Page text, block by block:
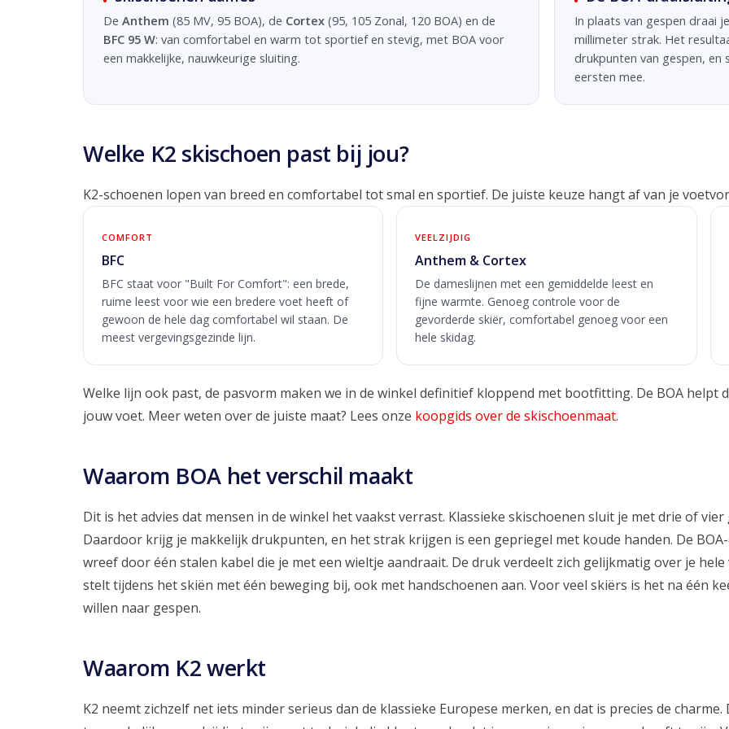
De Anthem (85 MV, 95 BOA), de Cortex (95, 105 Zonal, 120 BOA) en de
BFC 95 W: van comfortabel en warm tot sportief en stevig, met BOA voor
een makkelijke, nauwkeurige sluiting.
In plaats van gespen draai
millimeter strak. Het
drukpunten van gespen, en
eersten mee.
Welke K2 skischoen past bij jou?
K2-schoenen lopen van breed en comfortabel tot smal en sportief. De juiste keuze hangt af van je
COMFORT
BFC
BFC staat voor "Built For Comfort": een brede,
ruime leest voor wie een bredere voet heeft of
gewoon de hele dag comfortabel wil staan. De
meest vergevingsgezinde lijn.
VEELZIJDIG
Anthem & Cortex
De dameslijnen met een gemiddelde leest en
fijne warmte. Genoeg controle voor de
gevorderde skiër, comfortabel genoeg voor een
hele skidag.
Welke lijn ook past, de pasvorm maken we in de winkel definitief kloppend met bootfitting. De BOA helpt
jouw voet. Meer weten over de juiste maat? Lees onze koopgids over de skischoenmaat.
Waarom BOA het verschil maakt
Dit is het advies dat mensen in de winkel het vaakst verrast. Klassieke skischoenen sluit je met drie of
Daardoor krijg je makkelijk drukpunten, en het strak krijgen is een gepriegel met koude handen. De
wreef door één stalen kabel die je met een wieltje aandraait. De druk verdeelt zich gelijkmatig over je
stelt tijdens het skiën met één beweging bij, ook met handschoenen aan. Voor veel skiërs is het na één
willen naar gespen.
Waarom K2 werkt
K2 neemt zichzelf net iets minder serieus dan de klassieke Europese merken, en dat is precies de